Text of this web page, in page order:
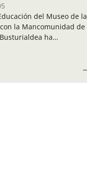
del Museo de la
la Mancomunidad de
ha